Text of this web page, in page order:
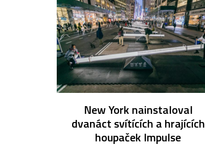
New York nainstaloval
dvanáct svítících a hrajících
houpaček Impulse